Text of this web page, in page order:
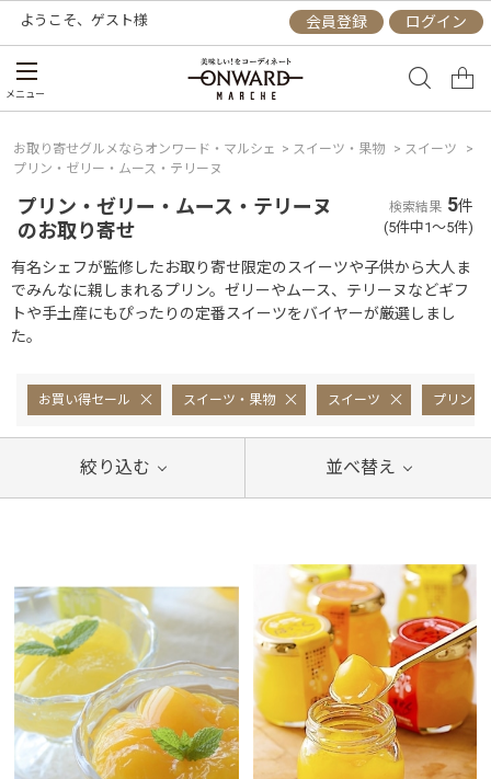
ようこそ、 ゲスト様 会員登録 ログイン
メニュー
お取り寄せグルメならオンワード・マルシェ > スイーツ・果物 > スイーツ
>
プリン・ゼリー・ムース・テリーヌ
プリン・ゼリー・ムース・テリーヌ
のお取り寄せ
検索結果 5件
(5件中1～5件)
有名シェフが監修したお取り寄せ限定のスイーツや子供から大人ま
でみんなに親しまれるプリン。ゼリーやムース、テリーヌなどギフ
トや手土産にもぴったりの定番スイーツをバイヤーが厳選しまし
た。
お買い得セール スイーツ・果物 スイーツ プリン・
絞り込む 並べ替え